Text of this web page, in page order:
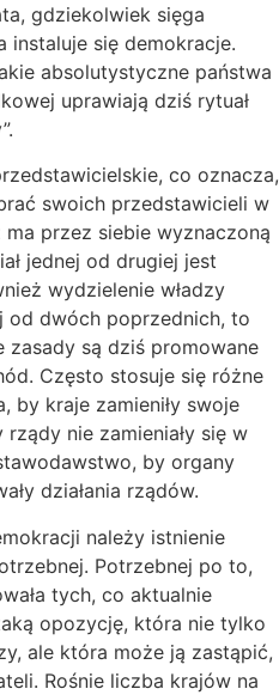
gdziekolwiek sięga
instaluje się demokracje.
absolutystyczne państwa
uprawiają dziś rytuał
co oznacza,
swoich przedstawicieli w
przez siebie wyznaczoną
jednej od drugiej jest
wydzielenie władzy
od dwóch poprzednich, to
zasady są dziś promowane
Często stosuje się różne
by kraje zamieniły swoje
nie zamieniały się w
by organy
działania rządów.
należy istnienie
Potrzebnej po to,
tych, co aktualnie
opozycję, która nie tylko
ale która może ją zastąpić,
Rośnie liczba krajów na